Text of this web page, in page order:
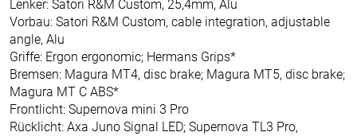
Lenker: Satori R&M Custom, 25,4mm, Alu
Vorbau: Satori R&M Custom, cable integration, adjustable
angle, Alu
Griffe: Ergon ergonomic; Hermans Grips*
Bremsen: Magura MT4, disc brake; Magura MT5, disc brake;
Magura MT C ABS*
Frontlicht: Supernova mini 3 Pro
Rücklicht: Axa Juno Signal LED; Supernova TL3 Pro,